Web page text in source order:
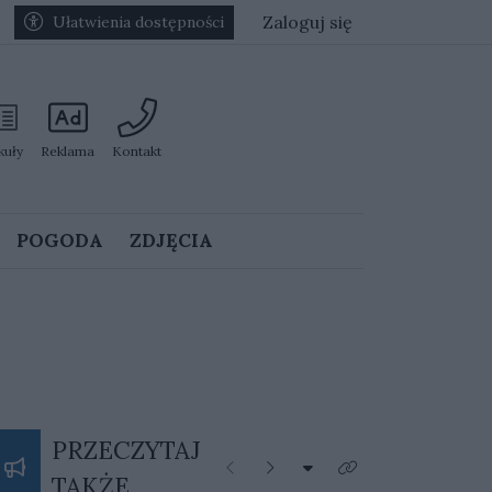
Ułatwienia dostępności Zaloguj się
Reklama Kontakt
POGODA ZDJĘCIA
PRZECZYTAJ
Poprzednie
Następne
Rozwiń listę kategorii
Kliknij aby zobaczyć